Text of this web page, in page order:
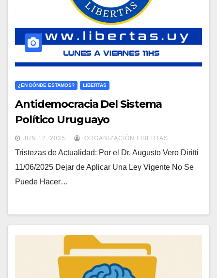
¿EN DÓNDE ESTAMOS? LIBERTAS
Antidemocracia Del Sistema
Político Uruguayo
JUN 12, 2025 ORGANIZACIÓN LIBERTAS
Tristezas de Actualidad: Por el Dr. Augusto Vero Diritti
11/06/2025 Dejar de Aplicar Una Ley Vigente No Se
Puede Hacer…